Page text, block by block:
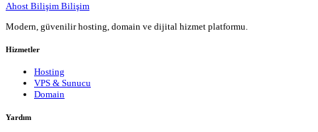
Ahost Bilişim Bilişim
Modern, güvenilir hosting, domain ve dijital hizmet platformu.
Hizmetler
Hosting
VPS & Sunucu
Domain
Yardım